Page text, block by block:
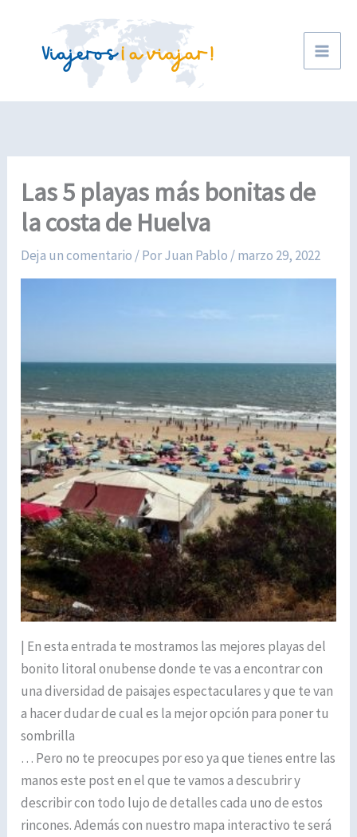
contenido
Las 5 playas más bonitas de
la costa de Huelva
Deja un comentario / PorJuan Pablo /marzo 29, 2022
| En esta entrada te mostramos las mejores playas del
bonito litoral onubense donde te vas a encontrar con
una diversidad de paisajes espectaculares y que te van
a hacer dudar de cual es la mejor opción para poner tu
sombrilla
… Pero no te preocupes por eso ya que tienes entre las
manos este post en el que te vamos a descubrir y
describir con todo lujo de detalles cada uno de estos
rincones. Además con nuestro mapa interactivo te será